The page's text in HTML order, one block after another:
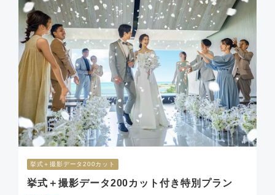
挙式︎＋撮影データ200カット
挙式＋撮影データ200カット付き特別プラン